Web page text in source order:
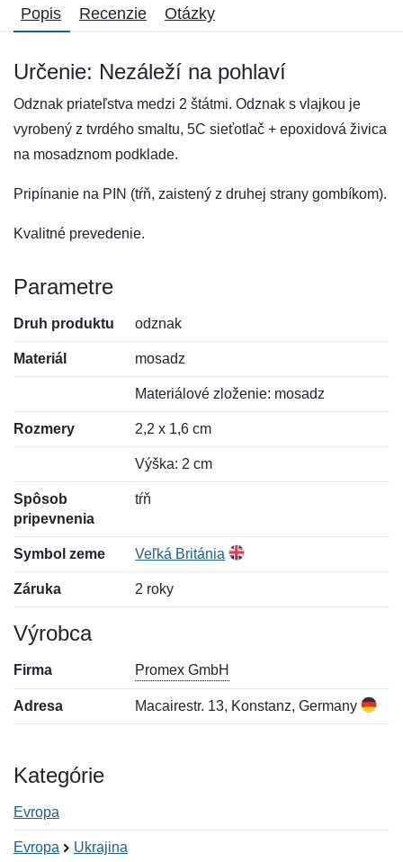
Popis Recenzie Otázky
Určenie: Nezáleží na pohlaví
Odznak priateľstva medzi 2 štátmi. Odznak s vlajkou je
vyrobený z tvrdého smaltu, 5C sieťotlač + epoxidová živica
na mosadznom podklade.
Pripínanie na PIN (tŕň, zaistený z druhej strany gombíkom).
Kvalitné prevedenie.
Parametre
Druh produktu odznak
Materiál mosadz
Materiálové zloženie: mosadz
Rozmery 2,2 x 1,6 cm
Výška: 2 cm
Spôsob
pripevnenia
tŕň
Symbol zeme Veľká Británia
Záruka 2 roky
Výrobca
Firma Promex GmbH
Adresa Macairestr. 13, Konstanz, Germany
Kategórie
Evropa
Evropa Ukrajina